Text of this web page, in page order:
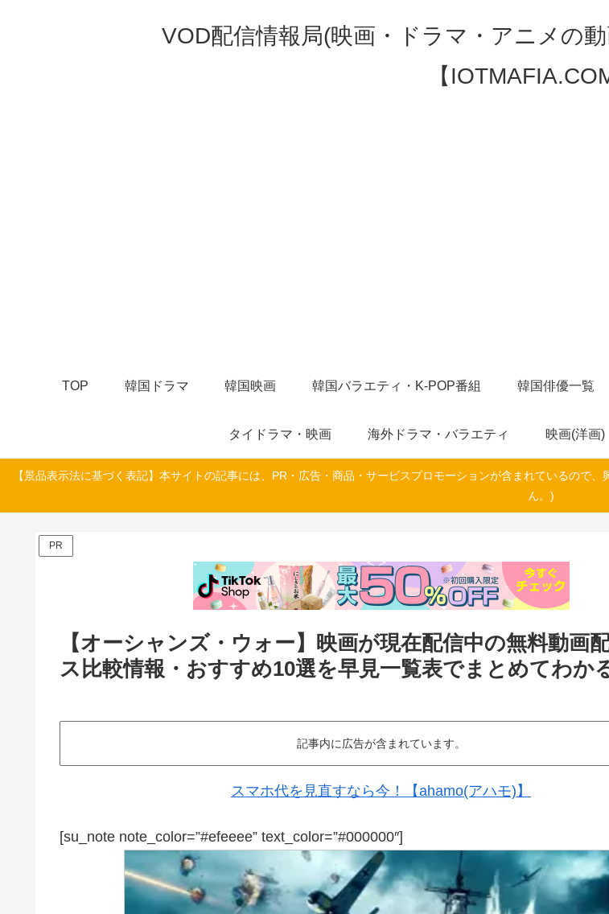
VOD配信情報局(映画・ドラマ・アニメの
【
TOP 韓国ドラマ 韓国映画 韓国バラエティ・K-POP番組 韓国俳優一覧
タイドラマ・映画 海外ドラマ・バラエティ 映画(洋画)
【景品表示法に基づく表記】本サイトの記事には、PR・広告・商品・サービスプロモーションが含まれているので
ん。)
PR
【オーシャンズ・ウォー】映画が現在配信中の無料動画
ス比較情報・おすすめ10選を早見一覧表でまとめてわか
記事内に広告が含まれています。
スマホ代を見直すなら今！【ahamo(アハモ)】
[su_note note_color=”#efeeee” text_color=”#000000″]